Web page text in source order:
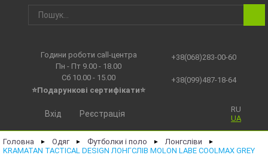
Години роботи call-центра
Пн - Пт 9.00 - 18.00
Сб 10.00 - 15.00
⭐Подарункові сертифікати⭐
+38(068)283-00-60
+38(099)487-18-64
RU
UA
Вхід Реєстрація
Головна ► Одяг ► Футболки і поло ► Лонгсліви ►
KRAMATAN TACTICAL DESIGN ЛОНГСЛІВ MOLON LABE COOLMAX GREY